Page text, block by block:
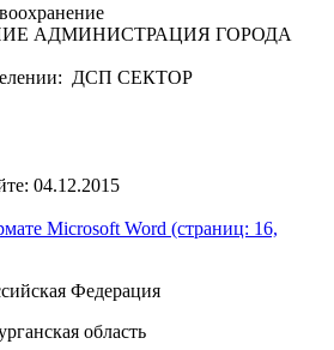
АДМИНИСТРАЦИЯ ГОРОДА
ДСП СЕКТОР
04.12.2015
Microsoft Word (страниц: 16,
Федерация
область